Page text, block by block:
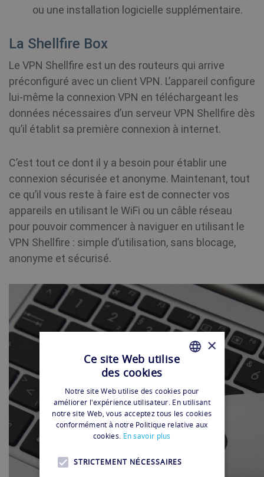
ou une installation logicielle supplémentaire.
La Shellfire Box
Le VPN Shellfire est un des routeurs qui arrive
préconfiguré avec un client VPN. L’appareil configure
lui-même la connexion VPN en téléchargeant les
données nécessaires d’un serveur VPN Shellfire dès
qu’il établit sa première connexion à internet.
C’est tout ce dont il y a besoin pour établir une
connexion sécurisée et anonyme. Maintenant, tout
ce qu’il vous reste à faire est de connecter vos
appareils en utilisant le WiFi ou un câble réseau
pour pouvoir commencer à naviguer en utilisant le
VPN Shellfire : simple d’utilisation, sans blocage,
anonyme et sécurisé.
FRENCH
×
Ce site Web utilise
des cookies
Notre site Web utilise des cookies pour
améliorer l'expérience utilisateur. En utilisant
notre site Web, vous acceptez tous les cookies
conformément à notre Politique relative aux
cookies. En savoir plus
STRICTEMENT NÉCESSAIRES